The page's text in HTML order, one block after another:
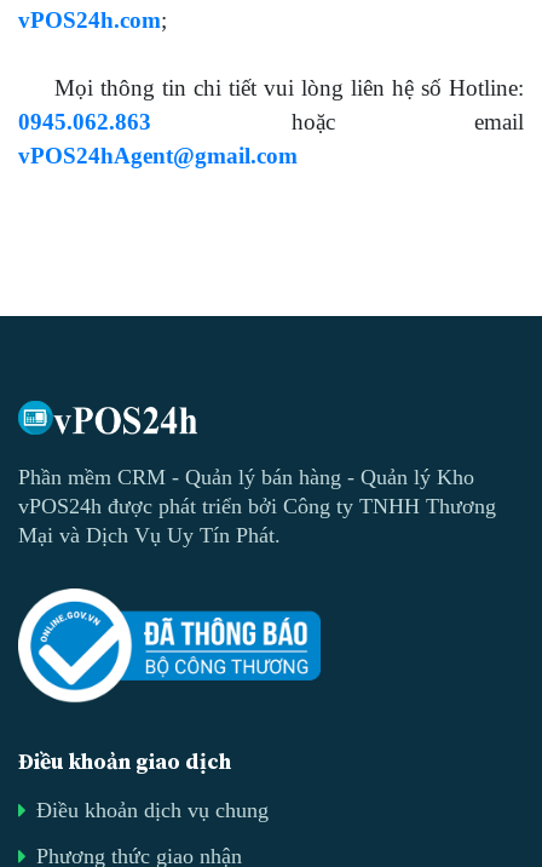
vPOS24h.com;
Mọi thông tin chi tiết vui lòng liên hệ số Hotline:
0945.062.863 hoặc email
vPOS24hAgent@gmail.com
Phần mềm CRM - Quản lý bán hàng - Quản lý Kho
vPOS24h được phát triển bởi Công ty TNHH Thương
Mại và Dịch Vụ Uy Tín Phát.
Điều khoản giao dịch
Điều khoản dịch vụ chung
Phương thức giao nhận